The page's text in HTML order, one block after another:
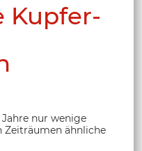
Kupfer-
nur wenige
Zeiträumen ähnliche